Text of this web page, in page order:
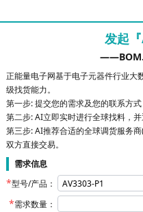
发起
正能量电子网基于电子元器件行业大
级找货能力。
第一步: 提交您的需求及您的联系方
第二步: AI立即实时进行全球找料，
第三步: AI推荐合适的全球调货服务
双方直接交易。
需求信息
型号/产品：
需求数量：